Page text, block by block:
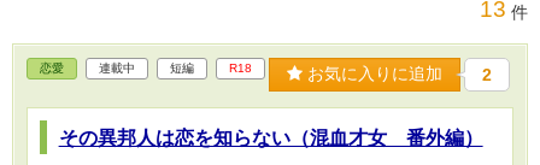
13 件
恋愛 連載中 短編 R18 お気に入りに追加 2
その異邦人は恋を知らない（混血才女 番外編）